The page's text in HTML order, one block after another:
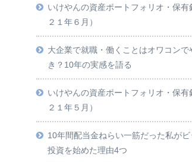
いけやんの資産ポートフォリオ・保有
２１年６月）
大企業で就職・働くことはオワコンで
き？10年の実感を語る
いけやんの資産ポートフォリオ・保有
２１年５月）
10年間配当金ねらい一筋だった私が
投資を始めた理由4つ